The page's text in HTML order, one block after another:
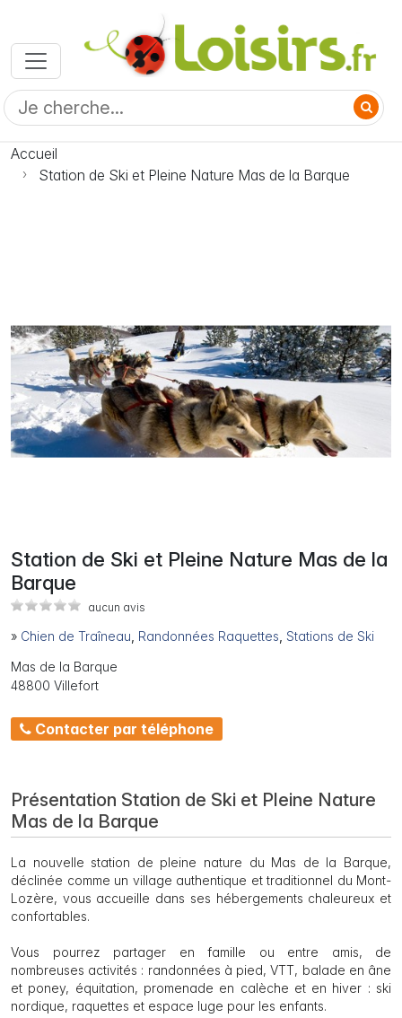
Accueil
Station de Ski et Pleine Nature Mas de la Barque
Station de Ski et Pleine Nature Mas de la
Barque
aucun avis
» Chien de Traîneau Randonnées Raquettes Stations de Ski
Mas de la Barque
48800 Villefort
Contacter par téléphone
Présentation Station de Ski et Pleine Nature
Mas de la Barque
La nouvelle station de pleine nature du Mas de la Barque,
déclinée comme un village authentique et traditionnel du Mont-
Lozère, vous accueille dans ses hébergements chaleureux et
confortables.
Vous pourrez partager en famille ou entre amis, de
nombreuses activités : randonnées à pied, VTT, balade en âne
et poney, équitation, promenade en calèche et en hiver : ski
nordique, raquettes et espace luge pour les enfants.